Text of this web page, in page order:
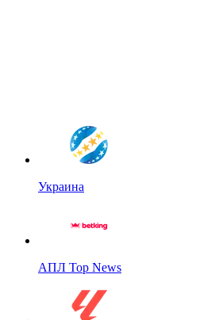
Украина
АПЛ Top News